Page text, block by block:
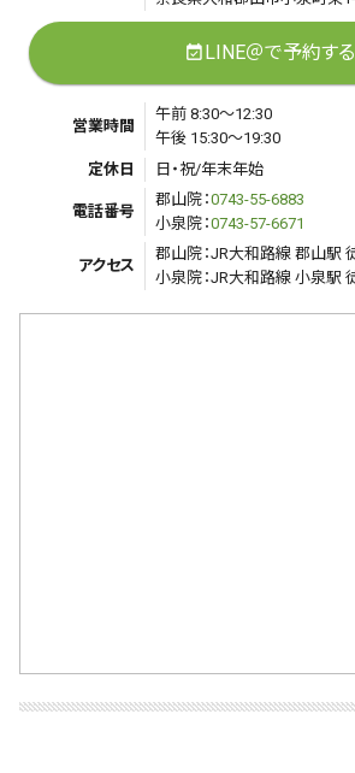
event_availableLINE＠で予約する
営業時間
午前 8:30～12:30
午後 15:30～19:30
定休日
日・祝/年末年始
電話番号
郡山院：0743-55-6883
小泉院：0743-57-6671
アクセス
郡山院：JR大和路線 郡山駅
小泉院：JR大和路線 小泉駅